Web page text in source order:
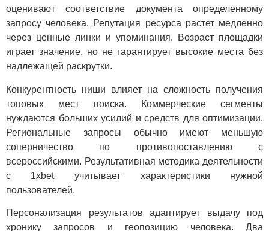
оценивают соответствие документа определенному
запросу человека. Репутация ресурса растет медленно
через ценные линки и упоминания. Возраст площадки
играет значение, но не гарантирует высокие места без
надлежащей раскрутки.
Конкурентность ниши влияет на сложность получения
топовых мест поиска. Коммерческие сегменты
нуждаются больших усилий и средств для оптимизации.
Региональные запросы обычно имеют меньшую
соперничество по противопоставлению с
всероссийскими. Результативная методика деятельности
с 1xbet учитывает характеристики нужной
пользователей.
Персонализация результатов адаптирует выдачу под
хронику запросов и геопозицию человека. Два